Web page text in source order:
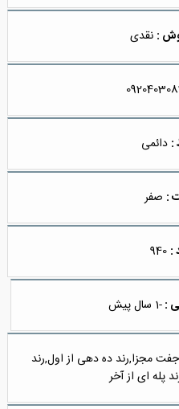
: نقدی
: دائمی
: صفر
:
940
:-1 سال پیش
مجزا,رند ده دهی از اول,رند
پله ای از آخر